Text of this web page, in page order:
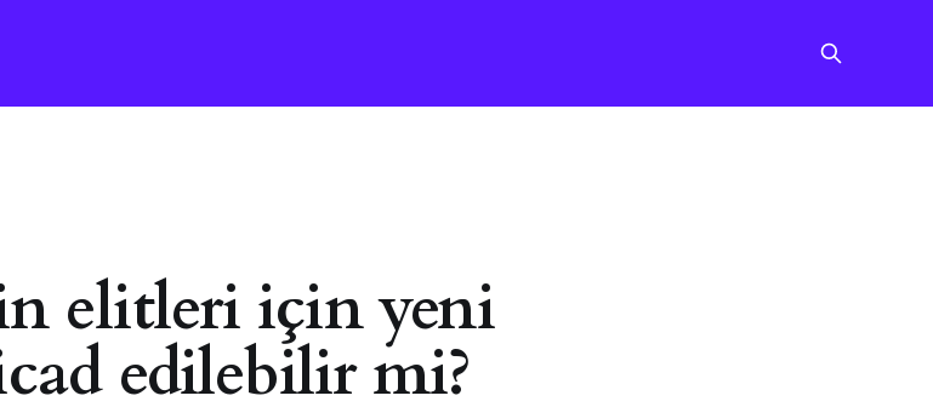
elitleri için yeni
edilebilir mi?